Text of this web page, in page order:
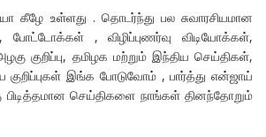
கீழே உள்ளது . தொடர்ந்து பல சுவாரசியமான
, விழிப்புணர்வு விடியோக்கள்,
குறிப்பு, தமிழக மற்றும் இந்திய செய்திகள்,
குறிப்புகள் இங்க போடுவோம் , பார்த்து என்ஜாய்
செய்திகளை நாங்கள் தினந்தோறும்